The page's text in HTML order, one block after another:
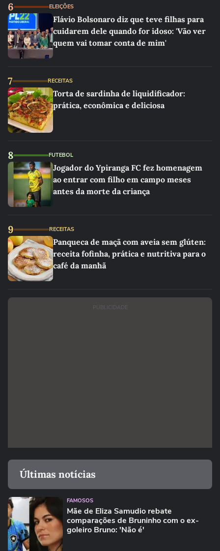
6 ELEIÇÕES
Flávio Bolsonaro diz que teve filhas para
cuidarem dele quando for idoso: 'Vão ver
quem vai tomar conta de mim'
7 RECEITAS
Torta de sardinha de liquidificador:
prática, econômica e deliciosa
8 FUTEBOL
Jogador do Ypiranga FC fez homenagem
ao entrar com filho em campo meses
antes da morte da criança
9 RECEITAS
Panqueca de maçã com aveia sem glúten:
receita fofinha, prática e nutritiva para o
café da manhã
PUBLICIDADE
Últimas notícias
FAMOSOS
Mãe de Eliza Samudio rebate
comparações de Bruninho com o ex-
goleiro Bruno: 'Não é'